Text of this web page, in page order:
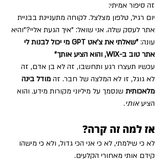
זה סיפור אמיתי:
יום רגיל, טלפון מצלצל. לקוחה מתעניינת בבניית
אתר לעסק שלה. אני שואל: "איך הגעת אליי?"והיא
עונה:
"שאלתי את צ'אט GPT מי יכול לבנות לי
אתר טוב ב-WIX, והוא הציע אותך"
עכשיו תעצרו רגע ותחשבו, זה לא בן אדם, זה
לא גוגל, זו לא המלצה של חבר. זה מודל בינה
מלאכותית שנסמך על מיליוני מקורות מידע. והוא
הציע אותי.
אז למה זה קרה?
לא כי שילמתי, לא כי אני הכי גדול, ולא כי מישהו
קידם אותי מאחורי הקלעים.